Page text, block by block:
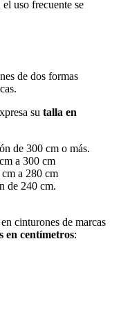
uso frecuente se
de dos formas
su talla en
de 300 cm o más.
a 300 cm
a 280 cm
de 240 cm.
cinturones de marcas
en centímetros: